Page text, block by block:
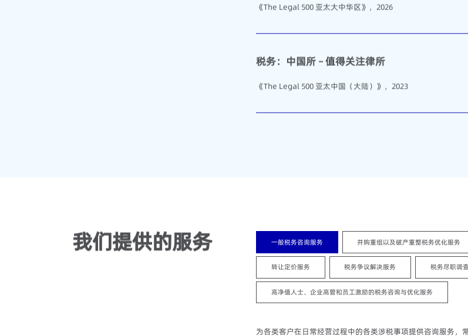
《The Legal 500 亚太大中华区》，2026
税务：中国所 – 值得关注律所
《The Legal 500 亚太中国（大陆）》，2023
我们提供的服务 一般税务咨询服务 并购重组以及破产重整税务优化服务
转让定价服务 税务争议解决服务 税务尽职调
高净值人士、企业高管和员工激励的税务咨询与优化服务
为各类客户在日常经营过程中的各类涉税事项提供咨询服务，